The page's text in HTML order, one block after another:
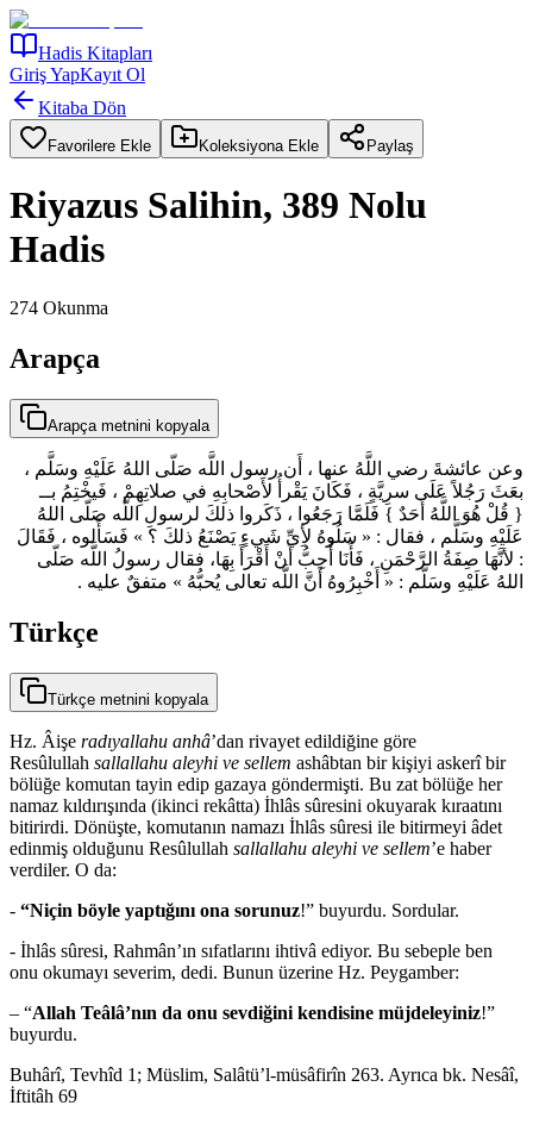
Hadis Kitapları
Giriş YapKayıt Ol
Kitaba Dön
Favorilere Ekle Koleksiyona Ekle Paylaş
Riyazus Salihin, 389 Nolu
Hadis
274 Okunma
Arapça
Arapça metnini kopyala
وعن عائشةَ رضي اللَّهُ عنها ، أَن رسول اللَّه صَلّى اللهُ عَلَيْهِ وسَلَّم ،
بعَثَ رَجُلاً عَلَى سرِيَّةٍ ، فَكَانَ يَقْرأُ لأَصْحابِهِ في صلاتِهِمْ ، فَيخْتِمُ بــ
{ قُلْ هُوَ اللَّهُ أَحَدٌ } فَلَمَّا رَجَعُوا ، ذَكَروا ذلكَ لرسولِ اللَّه صَلّى اللهُ
عَلَيْهِ وسَلَّم ، فقال : « سَلُوهُ لأِيِّ شَيءٍ يَصْنَعُ ذلكَ ؟ » فَسَأَلوه ، فَقَالَ
: لأنَّهَا صِفَةُ الرَّحْمَنِ ، فَأَنَا أُحِبُّ أَنْ أَقْرَأَ بِهَا، فقال رسولُ اللَّه صَلّى
اللهُ عَلَيْهِ وسَلَّم : « أَخْبِرُوهُ أَنَّ اللَّه تعالى يُحبُّهُ » متفقٌ عليه .
Türkçe
Türkçe metnini kopyala
Hz. Âişe radıyallahu anhâ’dan rivayet edildiğine göre
Resûlullah sallallahu aleyhi ve sellem ashâbtan bir kişiyi askerî bir
bölüğe komutan tayin edip gazaya göndermişti. Bu zat bölüğe her
namaz kıldırışında (ikinci rekâtta) İhlâs sûresini okuyarak kıraatını
bitirirdi. Dönüşte, komutanın namazı İhlâs sûresi ile bitirmeyi âdet
edinmiş olduğunu Resûlullah sallallahu aleyhi ve sellem’e haber
verdiler. O da:
- “Niçin böyle yaptığını ona sorunuz!” buyurdu. Sordular.
- İhlâs sûresi, Rahmân’ın sıfatlarını ihtivâ ediyor. Bu sebeple ben
onu okumayı severim, dedi. Bunun üzerine Hz. Peygamber:
– “Allah Teâlâ’nın da onu sevdiğini kendisine müjdeleyiniz!”
buyurdu.
Buhârî, Tevhîd 1; Müslim, Salâtü’l-müsâfirîn 263. Ayrıca bk. Nesâî,
İftitâh 69